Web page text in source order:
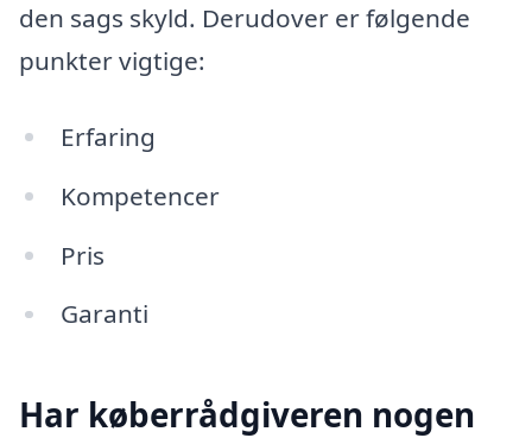
den sags skyld. Derudover er følgende
punkter vigtige:
Erfaring
Kompetencer
Pris
Garanti
Har køberrådgiveren nogen